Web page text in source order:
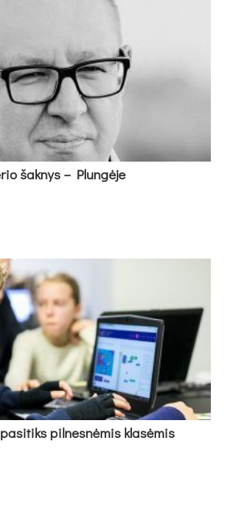
šak­nys – Plun­gė­je
pil­nes­nė­mis kla­sė­mis